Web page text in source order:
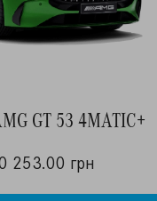
GT 53 4MATIC+
253.00 грн